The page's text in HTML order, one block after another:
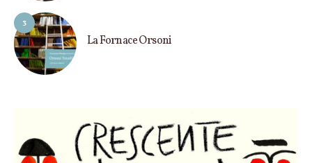
3
La Fornace Orsoni